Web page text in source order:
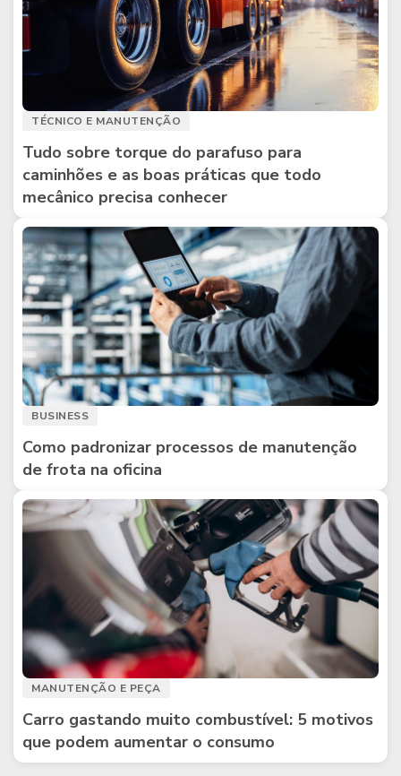
TÉCNICO E MANUTENÇÃO
Tudo sobre torque do parafuso para
caminhões e as boas práticas que todo
mecânico precisa conhecer
BUSINESS
Como padronizar processos de manutenção
de frota na oficina
MANUTENÇÃO E PEÇA
Carro gastando muito combustível: 5 motivos
que podem aumentar o consumo